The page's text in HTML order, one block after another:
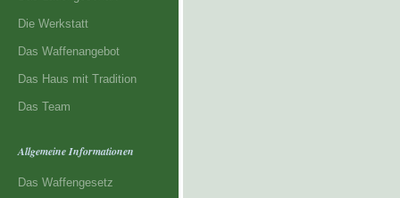
Die Werkstatt
Das Waffenangebot
Das Haus mit Tradition
Das Team
Allgemeine Informationen
Das Waffengesetz